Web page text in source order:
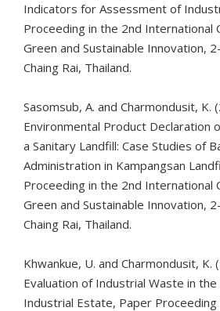
Indicators for Assessment of
Proceeding in the 2nd International
Green and Sustainable Innovation,
Chaing Rai, Thailand.
Sasomsub, A. and Charmondusit, K.
Environmental Product Declaration
a Sanitary Landfill: Case Studies of
Administration in Kampangsan
Proceeding in the 2nd International
Green and Sustainable Innovation,
Chaing Rai, Thailand.
Khwankue, U. and Charmondusit,
Evaluation of Industrial Waste in
Industrial Estate, Paper Proceeding